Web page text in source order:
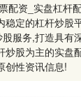
配资_实盘杠杆
稳定的杠杆炒股
服务,打造具有
炒股为主的实盘
创性资讯信息!